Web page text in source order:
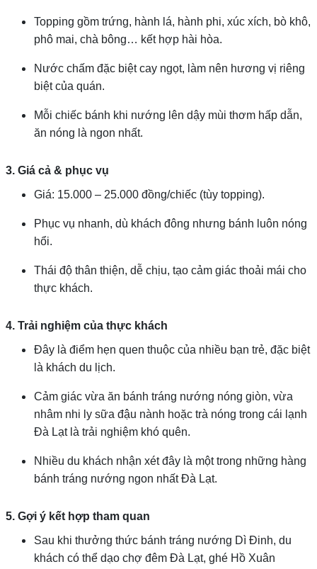
Topping gồm trứng, hành lá, hành phi, xúc xích, bò khô,
phô mai, chà bông… kết hợp hài hòa.
Nước chấm đặc biệt cay ngọt, làm nên hương vị riêng
biệt của quán.
Mỗi chiếc bánh khi nướng lên dậy mùi thơm hấp dẫn,
ăn nóng là ngon nhất.
3. Giá cả & phục vụ
Giá: 15.000 – 25.000 đồng/chiếc (tùy topping).
Phục vụ nhanh, dù khách đông nhưng bánh luôn nóng
hổi.
Thái độ thân thiện, dễ chịu, tạo cảm giác thoải mái cho
thực khách.
4. Trải nghiệm của thực khách
Đây là điểm hẹn quen thuộc của nhiều bạn trẻ, đặc biệt
là khách du lịch.
Cảm giác vừa ăn bánh tráng nướng nóng giòn, vừa
nhâm nhi ly sữa đậu nành hoặc trà nóng trong cái lạnh
Đà Lạt là trải nghiệm khó quên.
Nhiều du khách nhận xét đây là một trong những hàng
bánh tráng nướng ngon nhất Đà Lạt.
5. Gợi ý kết hợp tham quan
Sau khi thưởng thức bánh tráng nướng Dì Đinh, du
khách có thể dạo chợ đêm Đà Lạt, ghé Hồ Xuân